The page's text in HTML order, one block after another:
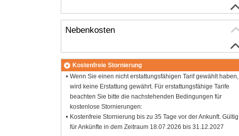
Nebenkosten
Kostenfreie Stornierung
Wenn Sie einen nicht erstattungsfähigen Tarif gewählt haben,
wird keine Erstattung gewährt. Für erstattungsfähige Tarife
beachten Sie bitte die nachstehenden Bedingungen für
kostenlose Stornierungen:
Kostenfreie Stornierung bis zu 35 Tage vor der Ankunft. Gültig
für Ankünfte in dem Zeitraum 18.07.2026 bis 31.12.2027